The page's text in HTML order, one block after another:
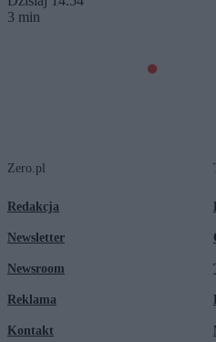
3 min
Zero.pl
Redakcja
Newsletter
Newsroom
Reklama
Kontakt